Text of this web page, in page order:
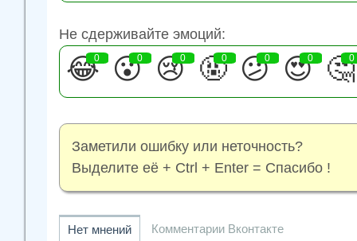
Не сдерживайте эмоций:
😂
0 😮
0 😢
0 🤬
0 😕
0 😍
0 🤔
0
Заметили ошибку или неточность?
Выделите её + Ctrl + Enter = Спасибо !
Нет мнений Комментарии Вконтакте